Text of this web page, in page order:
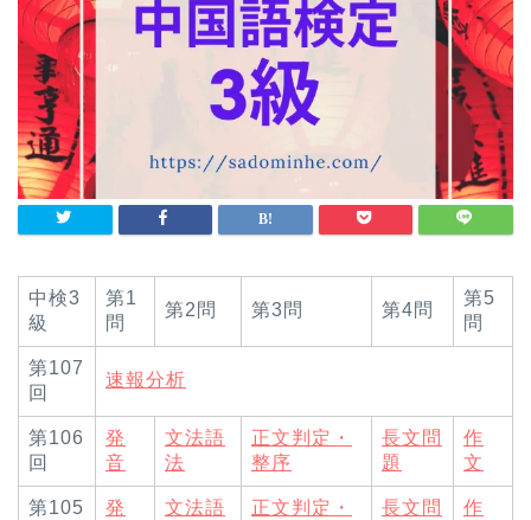
中検3
級
第1
問
第2問 第3問 第4問
第5
問
第107
回
速報分析
第106
回
発
音
文法語
法
正文判定・
整序
長文問
題
作
文
第105
発
文法語
正文判定・
長文問
作